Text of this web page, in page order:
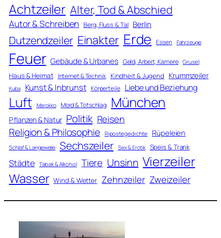
Achtzeiler Alter, Tod & Abschied
Autor & Schreiben Berg, Fluss & Tal Berlin
Dutzendzeiler Einakter Erde Essen Fahrzeuge
Feuer Gebäude & Urbanes Geld, Arbeit, Karriere Grusel
Haus & Heimat Internet & Technik Kindheit & Jugend Krummzeiler
Kuba Kunst & Inbrunst Körperteile Liebe und Beziehung
Luft Marokko Mord & Totschlag München
Pflanzen & Natur Politik Reisen
Religion & Philosophie Ripostegedichte Rüpeleien
Schlaf & Langeweile Sechszeiler Sex & Erotik Speis & Trank
Städte Tabak & Alkohol Tiere Unsinn Vierzeiler
Wasser Wind & Wetter Zehnzeiler Zweizeiler